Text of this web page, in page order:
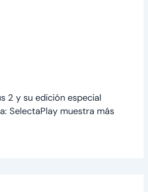
2 y su edición especial
SelectaPlay muestra más